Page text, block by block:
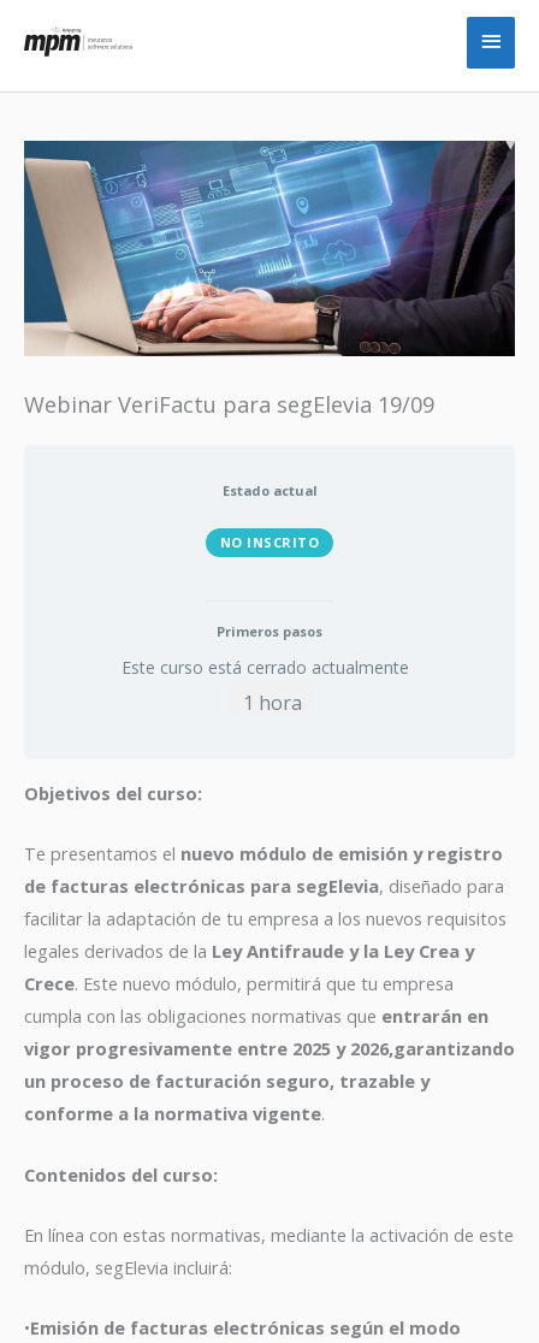
Webinar VeriFactu para segElevia 19/09
Estado actual
NO INSCRITO
Primeros pasos
Este curso está cerrado actualmente
1 hora
Objetivos del curso:
Te presentamos el nuevo módulo de emisión y registro
de facturas electrónicas para segElevia, diseñado para
facilitar la adaptación de tu empresa a los nuevos requisitos
legales derivados de la Ley Antifraude y la Ley Crea y
Crece. Este nuevo módulo, permitirá que tu empresa
cumpla con las obligaciones normativas que entrarán en
vigor progresivamente entre 2025 y 2026,garantizando
un proceso de facturación seguro, trazable y
conforme a la normativa vigente.
Contenidos del curso:
En línea con estas normativas, mediante la activación de este
módulo, segElevia incluirá:
•Emisión de facturas electrónicas según el modo